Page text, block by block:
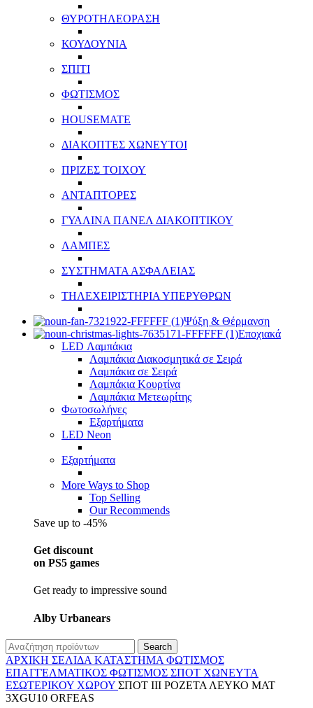
ΘΥΡΟΤΗΛΕΟΡΑΣΗ
ΚΟΥΔΟΥΝΙΑ
ΣΠΙΤΙ
ΦΩΤΙΣΜΟΣ
HOUSEMATE
ΔΙΑΚΟΠΤΕΣ ΧΩΝΕΥΤΟΙ
ΠΡΙΖΕΣ ΤΟΙΧΟΥ
ΑΝΤΑΠΤΟΡΕΣ
ΓΥΑΛΙΝΑ ΠΑΝΕΛ ΔΙΑΚΟΠΤΙΚΟΥ
ΛΑΜΠΕΣ
ΣΥΣΤΗΜΑΤΑ ΑΣΦΑΛΕΙΑΣ
ΤΗΛΕΧΕΙΡΙΣΤΗΡΙΑ ΥΠΕΡΥΘΡΩΝ
Ψύξη & Θέρμανση
Εποχιακά
LED Λαμπάκια
Λαμπάκια Διακοσμητικά σε Σειρά
Λαμπάκια σε Σειρά
Λαμπάκια Κουρτίνα
Λαμπάκια Μετεωρίτης
Φωτοσωλήνες
Εξαρτήματα
LED Neon
Εξαρτήματα
More Ways to Shop
Top Selling
Our Recommends
Save up to -45%
Get discount
on PS5 games
Get ready to impressive sound
Alby Urbanears
Search
ΑΡΧΙΚΉ ΣΕΛΊΔΑ ΚΑΤΆΣΤΗΜΑ ΦΩΤΙΣΜΌΣ
ΕΠΑΓΓΕΛΜΑΤΙΚΟΣ ΦΩΤΙΣΜΌΣ ΣΠΟΤ ΧΩΝΕΥΤΆ
ΕΣΩΤΕΡΙΚΟΎ ΧΏΡΟΥ ΣΠΟΤ III ΡΟΖΕΤΑ ΛΕΥΚΟ ΜΑΤ
3ΧGU10 ORFEAS